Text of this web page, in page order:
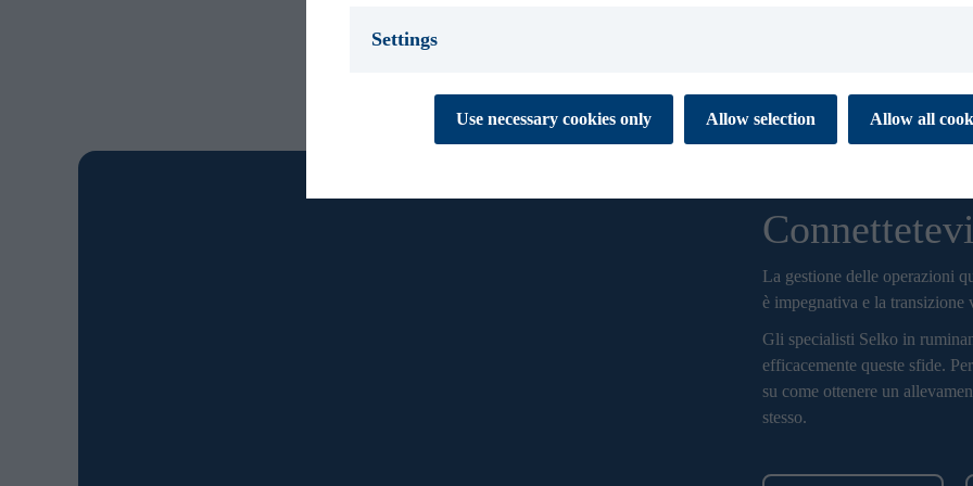
Settings
cookies are essential for you to browse the website and use its features. They don’t
track personal data and are not used for marketing or analytics. Necessary cookies
Preference cookies enable our website to respond to your personal preference. The
cookies are used to remember information that changes the way the website
improves your experience and makes your browsing simpler, easier and more
Statistic cookies help us to understand how visitors interact with the Website by
how and when you visit our website. Targeting cookies collect information about
Allow all
Allow selection
Use necessary cookies only
La gestione delle operazioni
è impegnativa e la
Gli specialisti Selko in
efficacemente queste sfide.
su come ottenere un
stesso.